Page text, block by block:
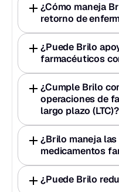
¿Cómo maneja
retorno de
¿Puede Brilo
farmacéuticos
¿Cumple Brilo
operaciones de
largo plazo (LTC)?
¿Brilo maneja
medicamentos
¿Puede Brilo